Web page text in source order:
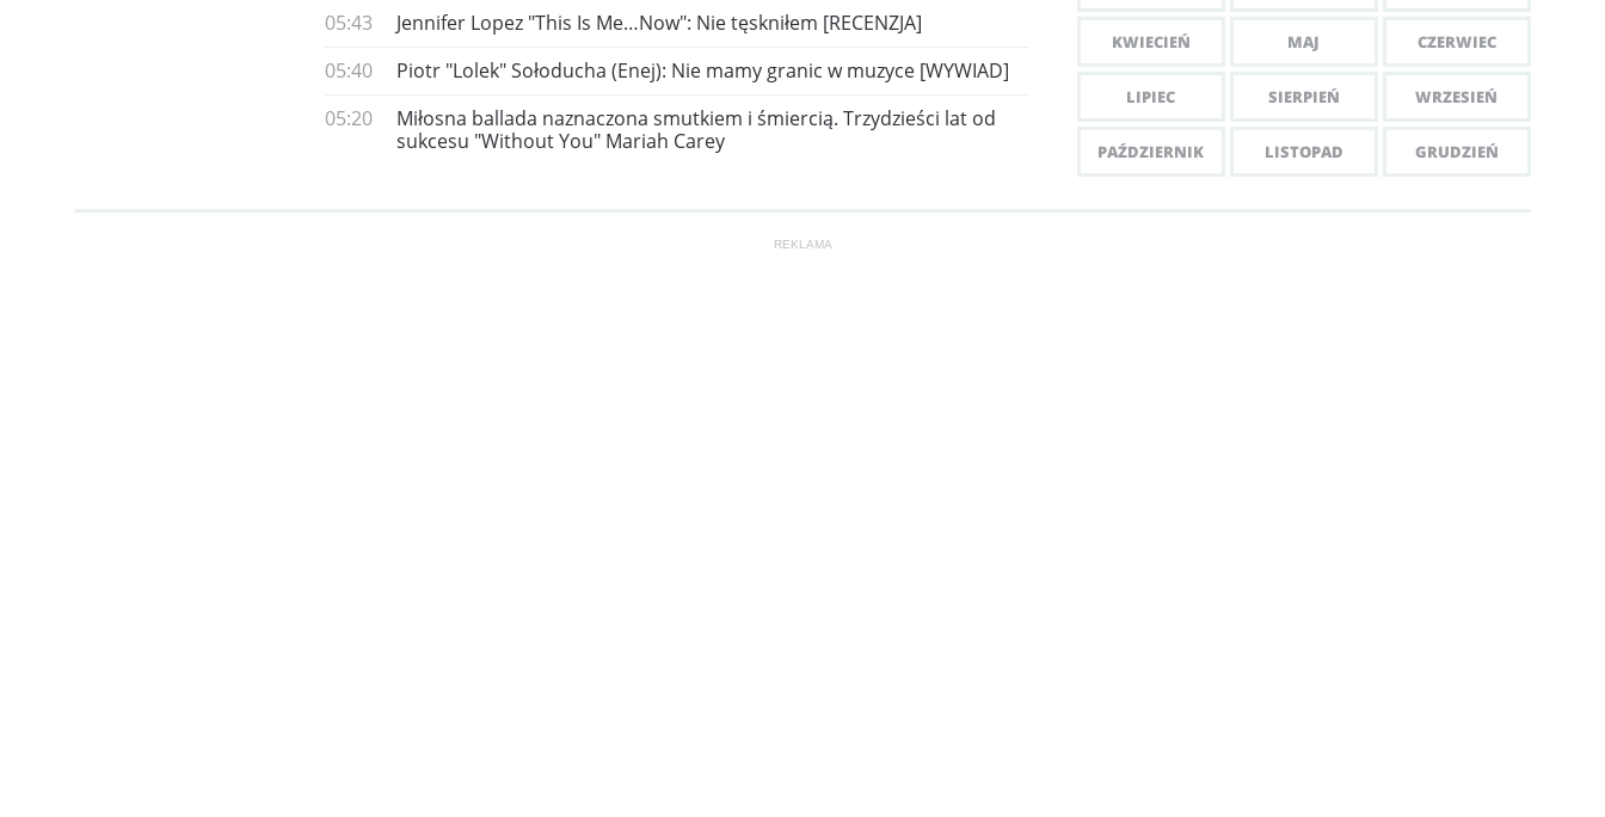
05:43
Jennifer Lopez "This Is Me…Now": Nie tęskniłem [RECENZJA]
05:40
Piotr "Lolek" Sołoducha (Enej): Nie mamy granic w muzyce [WYWIAD]
05:20
Miłosna ballada naznaczona smutkiem i śmiercią. Trzydzieści lat od
sukcesu "Without You" Mariah Carey
KWIECIEŃ MAJ CZERWIEC
LIPIEC SIERPIEŃ WRZESIEŃ
PAŹDZIERNIK LISTOPAD GRUDZIEŃ
REKLAMA